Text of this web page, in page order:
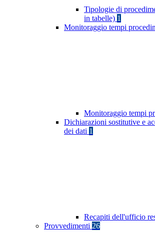
Tipologie di
in tabelle) 1
Monitoraggio tempi
Monitoraggio tempi
Dichiarazioni sostitutive e
dei dati 1
Recapiti dell'ufficio
Provvedimenti 26